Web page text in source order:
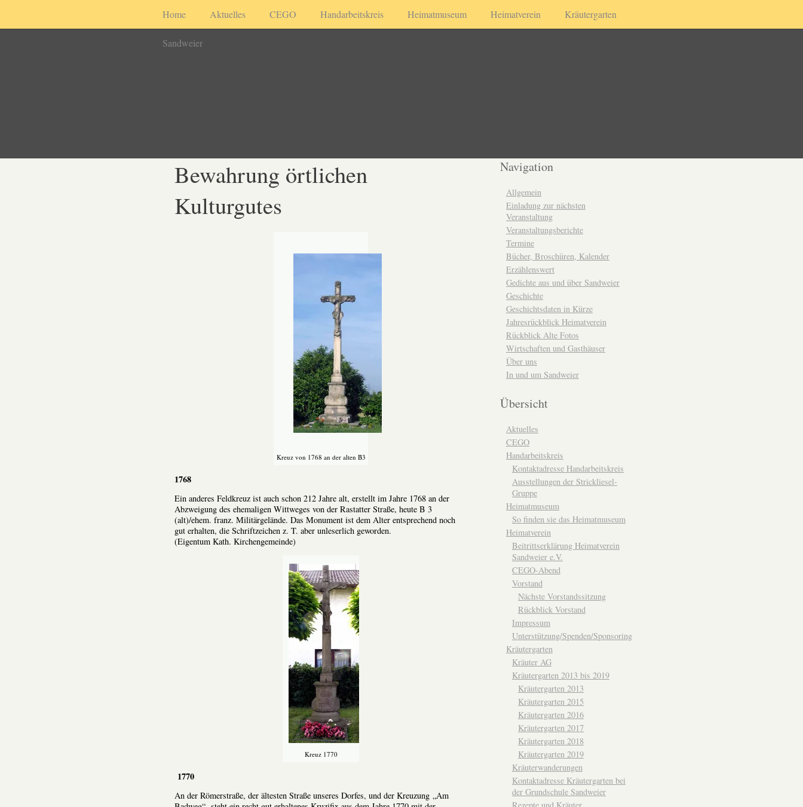
Home Aktuelles CEGO Handarbeitskreis Heimatmuseum Heimatverein Kräutergarten
Sandweier
Bewahrung örtlichen
Kulturgutes
Kreuz von 1768 an der alten B3
1768
Ein anderes Feldkreuz ist auch schon 212 Jahre alt, erstellt im Jahre 1768 an der
Abzweigung des ehemaligen Wittweges von der Rastatter Straße, heute B 3
(alt)/ehem. franz. Militärgelände. Das Monument ist dem Alter entsprechend noch
gut erhalten, die Schriftzeichen z. T. aber unleserlich geworden.
(Eigentum Kath. Kirchengemeinde)
Kreuz 1770
1770
An der Römerstraße, der ältesten Straße unseres Dorfes, und der Kreuzung „Am
Navigation
Allgemein
Einladung zur nächsten
Veranstaltung
Veranstaltungsberichte
Termine
Bücher, Broschüren, Kalender
Erzählenswert
Gedichte aus und über Sandweier
Geschichte
Geschichtsdaten in Kürze
Jahresrückblick Heimatverein
Rückblick Alte Fotos
Wirtschaften und Gasthäuser
Über uns
In und um Sandweier
Übersicht
Aktuelles
CEGO
Handarbeitskreis
Kontaktadresse Handarbeitskreis
Ausstellungen der Strickliesel-
Gruppe
Heimatmuseum
So finden sie das Heimatmuseum
Heimatverein
Beitrittserklärung Heimatverein
Sandweier e.V.
CEGO-Abend
Vorstand
Nächste Vorstandssitzung
Rückblick Vorstand
Impressum
Unterstützung/Spenden/Sponsoring
Kräutergarten
Kräuter AG
Kräutergarten 2013 bis 2019
Kräutergarten 2013
Kräutergarten 2015
Kräutergarten 2016
Kräutergarten 2017
Kräutergarten 2018
Kräutergarten 2019
Kräuterwanderungen
Kontaktadresse Kräutergarten bei
der Grundschule Sandweier